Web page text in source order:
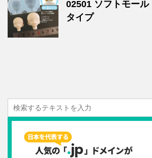
02501 ソフトモー
タイプ